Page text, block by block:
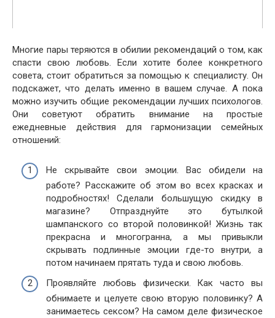
Многие пары теряются в обилии рекомендаций о том, как
спасти свою любовь. Если хотите более конкретного
совета, стоит обратиться за помощью к специалисту. Он
подскажет, что делать именно в вашем случае. А пока
можно изучить общие рекомендации лучших психологов.
Они советуют обратить внимание на простые
ежедневные действия для гармонизации семейных
отношений:
Не скрывайте свои эмоции. Вас обидели на
работе? Расскажите об этом во всех красках и
подробностях! Сделали большущую скидку в
магазине? Отпразднуйте это бутылкой
шампанского со второй половинкой! Жизнь так
прекрасна и многогранна, а мы привыкли
скрывать подлинные эмоции где-то внутри, а
потом начинаем прятать туда и свою любовь.
Проявляйте любовь физически. Как часто вы
обнимаете и целуете свою вторую половинку? А
занимаетесь сексом? На самом деле физическое